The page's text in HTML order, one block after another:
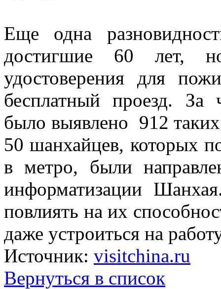
Еще одна
достигшие 60 лет,
удостоверения для
бесплатный проезд. За
было выявлено 912
50 шанхайцев, которых
в метро, были
информатизации
повлиять на их
даже устроиться на
Источник: visitchina.ru
Вернуться в список